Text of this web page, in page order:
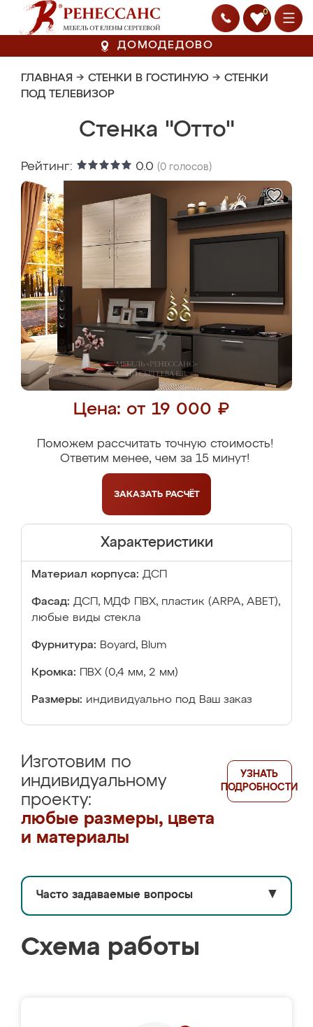
0
ДОМОДЕДОВО
ГЛАВНАЯ → СТЕНКИ В ГОСТИНУЮ → СТЕНКИ
ПОД ТЕЛЕВИЗОР
Стенка "Отто"
Рейтинг: 0.0 (0 голосов)
Цена: от 19 000 ₽
Поможем рассчитать точную стоимость!
Ответим менее, чем за 15 минут!
ЗАКАЗАТЬ РАСЧЁТ
Характеристики
Материал корпуса: ДСП
Фасад: ДСП, МДФ ПВХ, пластик (ARPA, ABET),
любые виды стекла
Фурнитура: Boyard, Blum
Кромка: ПВХ (0,4 мм, 2 мм)
Размеры: индивидуально под Ваш заказ
Изготовим по
индивидуальному
проекту:
любые размеры, цвета
и материалы
УЗНАТЬ
ПОДРОБНОСТИ
Часто задаваемые вопросы ▼
Схема работы